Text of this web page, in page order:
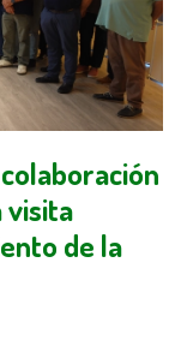
visita
de la